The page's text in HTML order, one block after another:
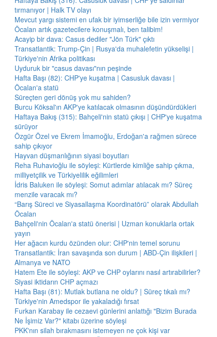
tırmanıyor | Halk TV olayı
Mevcut yargı sistemi en ufak bir iyimserliğe bile izin vermiyor
Öcalan artık gazetecilere konuşmalı, ben talibim!
Acayip bir dava: Casus dediler "Jön Türk" çıktı
Transatlantik: Trump-Çin | Rusya'da muhalefetin yükselişi |
Türkiye'nin Afrika politikası
Uyduruk bir "casus davası"nın peşinde
Hafta Başı (82): CHP'ye kuşatma | Casusluk davası |
Öcalan'a statü
Süreçten geri dönüş yok mu sahiden?
Burcu Köksal'ın AKP'ye katılacak olmasının düşündürdükleri
Haftaya Bakış (315): Bahçeli'nin statü çıkışı | CHP'ye kuşatma
sürüyor
Özgür Özel ve Ekrem İmamoğlu, Erdoğan'a rağmen sürece
sahip çıkıyor
Hayvan düşmanlığının siyasi boyutları
Reha Ruhavioğlu ile söyleşi: Kürtlerde kimliğe sahip çıkma,
milliyetçilik ve Türkiyelilik eğilimleri
İdris Baluken ile söyleşi: Somut adımlar atılacak mı? Süreç
menzile varacak mı?
“Barış Süreci ve Siyasallaşma Koordinatörü” olarak Abdullah
Öcalan
Bahçeli'nin Öcalan'a statü önerisi | Uzman konuklarla ortak
yayın
Her ağacın kurdu özünden olur: CHP'nin temel sorunu
Transatlantik: İran savaşında son durum | ABD-Çin ilişkileri |
Almanya ve NATO
Hatem Ete ile söyleşi: AKP ve CHP oylarını nasıl artırabilirler?
Siyasi iktidarın CHP açmazı
Hafta Başı (81): Mutlak butlana ne oldu? | Süreç tıkalı mı?
Türkiye'nin Amedspor ile yakaladığı fırsat
Furkan Karabay ile cezaevi günlerini anlattığı "Bizim Burada
Ne İşimiz Var?" kitabı üzerine söyleşi
PKK'nın silah bırakmasını istemeyen ne çok kişi var